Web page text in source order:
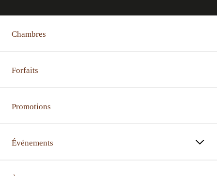
Chambres
Forfaits
Promotions
Événements